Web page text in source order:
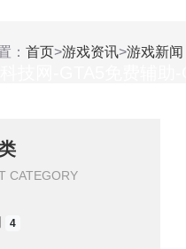
：首页>游戏资讯>游戏新闻
CATEGORY
4